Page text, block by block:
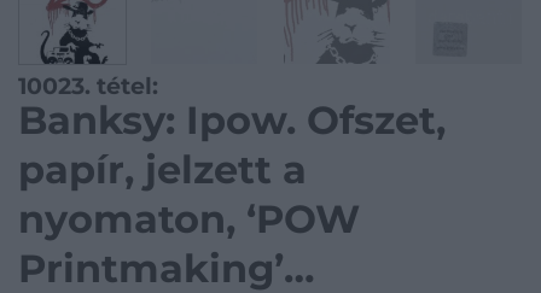
10023. tétel:
Banksy: Ipow. Ofszet,
papír, jelzett a
nyomaton, ‘POW
Printmaking’